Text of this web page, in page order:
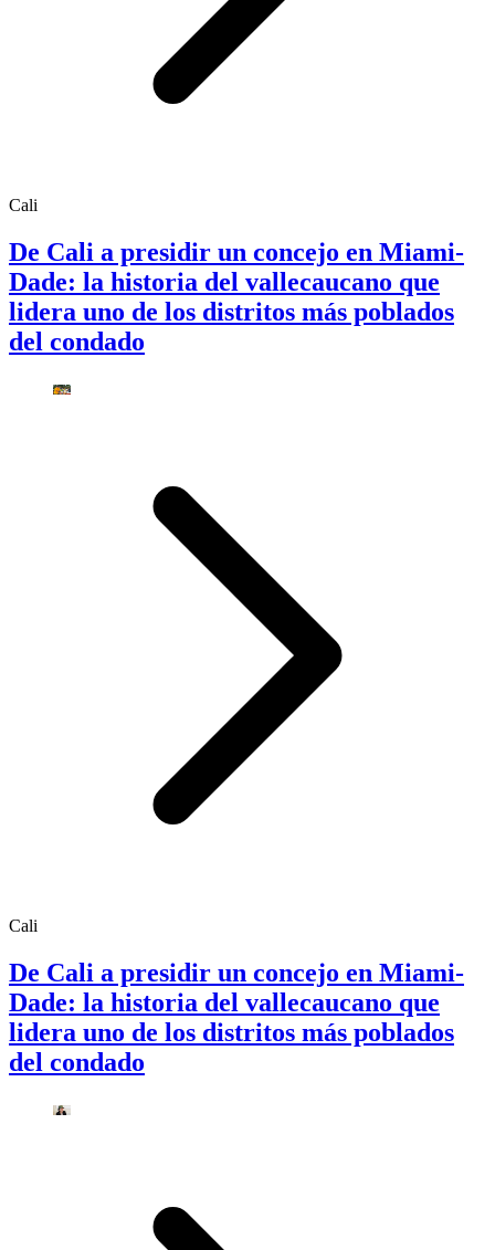
Cali
De Cali a presidir un concejo en Miami-
Dade: la historia del vallecaucano que
lidera uno de los distritos más poblados
del condado
Cali
De Cali a presidir un concejo en Miami-
Dade: la historia del vallecaucano que
lidera uno de los distritos más poblados
del condado